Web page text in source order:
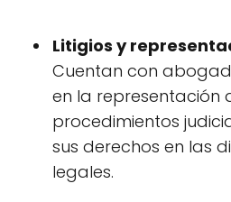
Litigios y
Cuentan con
en la representación
procedimientos
sus derechos en las
legales.